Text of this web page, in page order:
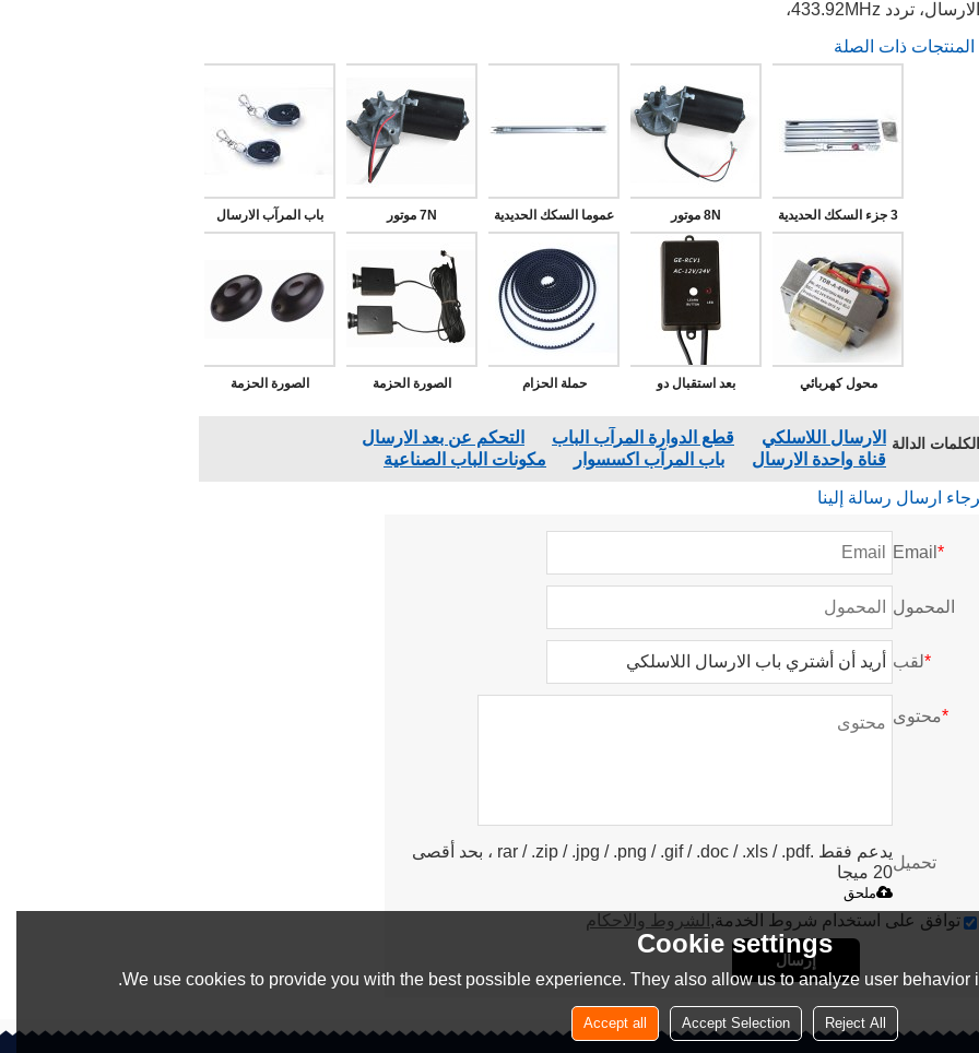
الارسال، تردد 433.92MHz،
المنتجات ذات الصلة
باب المرآب الارسال 7N موتور عموما السكك الحديدية
(حديد السكك الحديدية أو
ألو)
8N موتور 3 جزء السكك الحديدية
ألو)
الصورة الحزمة الصورة الحزمة حملة الحزام بعد استقبال دو محول كهربائي
الكلمات الدالة الارسال اللاسلكي قطع الدوارة المرآب الباب
التحكم عن بعد الارسال
قناة واحدة الارسال
باب المرآب اكسسوار مكونات الباب الصناعية
ارسال رسالة إلينا
*
Email
المحمول
*لقب
*محتوى
تحميل
يدعم فقط .rar / .zip / .jpg / .png / .gif / .doc / .xls / .pdf ، بحد أقصى
20 ميجا
ملحق
توافق على استخدام شروط الخدمة, الشروط والاحكام
إرسال
Cookie settings
We use cookies to provide you with the best possible experience. They also allow us to analyze user behavior
Reject All
Accept Selection
Accept all